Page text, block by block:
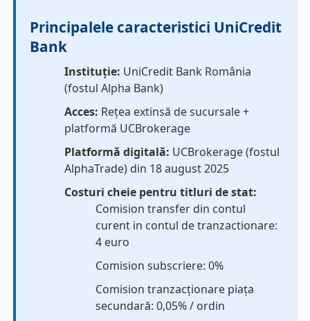
Principalele caracteristici UniCredit
Bank
Instituție: UniCredit Bank România
(fostul Alpha Bank)
Acces: Rețea extinsă de sucursale +
platformă UCBrokerage
Platformă digitală: UCBrokerage (fostul
AlphaTrade) din 18 august 2025
Costuri cheie pentru titluri de stat:
Comision transfer din contul
curent in contul de tranzactionare:
4 euro
Comision subscriere: 0%
Comision tranzacționare piața
secundară: 0,05% / ordin